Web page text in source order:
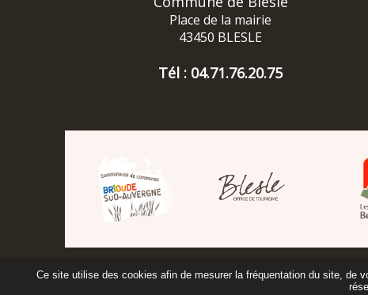
Place de la mairie
43450 BLESLE
Tél : 04.71.76.20.75
Ce site utilise des cookies afin de mesurer la fréquentation du site, de